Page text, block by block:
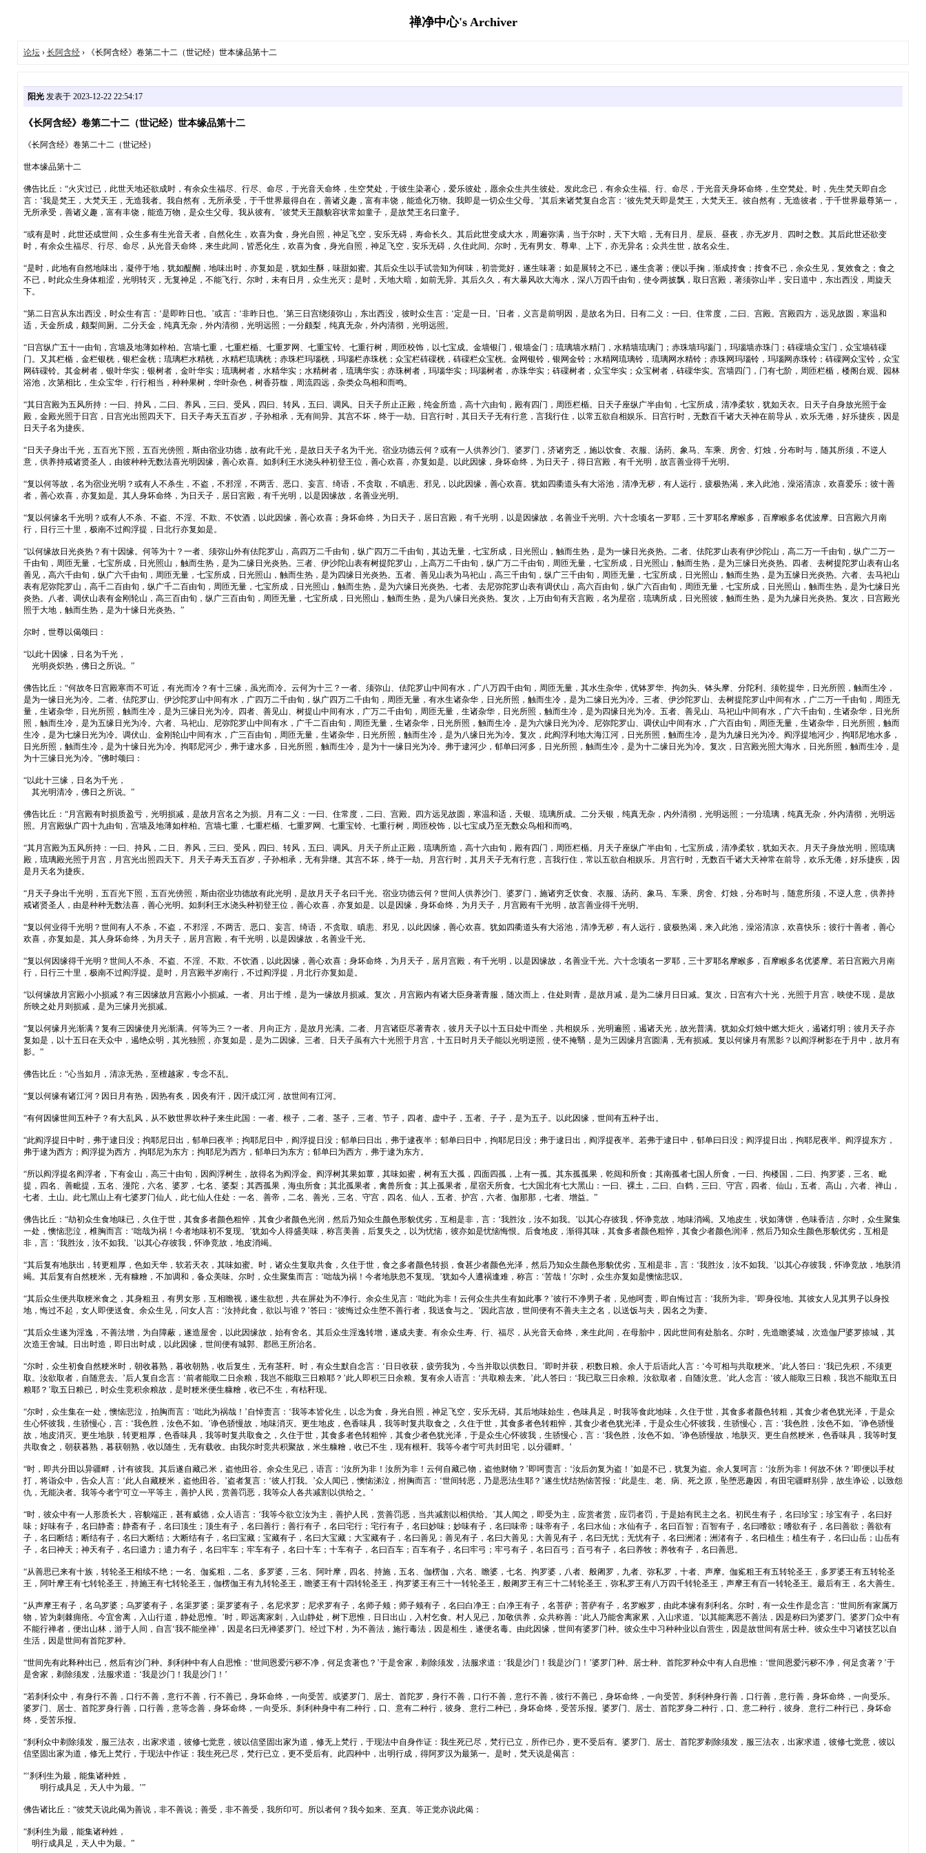
禅净中心's Archiver
论坛› 长阿含经› 《长阿含经》卷第二十二（世记经）世本缘品第十二
阳光发表于 2023-12-22 22:54:17
《长阿含经》卷第二十二（世记经）世本缘品第十二
《长阿含经》卷第二十二（世记经）
世本缘品第十二
佛告比丘：“火灾过已，此世天地还欲成时，有余众生福尽、行尽、命尽，于光音天命终，生空梵处，于彼生染著心，爱乐彼处，愿余众生共生彼处。发此念已，有余众生福、行、命尽，于光音天身坏命终，生空梵处。时，先生梵天即自念
言：‘我是梵王，大梵天王，无造我者。我自然有，无所承受，于千世界最得自在，善诸义趣，富有丰饶，能造化万物。我即是一切众生父母。’其后来诸梵复自念言：‘彼先梵天即是梵王，大梵天王。彼自然有，无造彼者，于千世界最尊第一，
无所承受，善诸义趣，富有丰饶，能造万物，是众生父母。我从彼有。’彼梵天王颜貌容状常如童子，是故梵王名曰童子。
“或有是时，此世还成世间，众生多有生光音天者，自然化生，欢喜为食，身光自照，神足飞空，安乐无碍，寿命长久。其后此世变成大水，周遍弥满，当于尔时，天下大暗，无有日月、星辰、昼夜，亦无岁月、四时之数。其后此世还欲变
时，有余众生福尽、行尽、命尽，从光音天命终，来生此间，皆悉化生，欢喜为食，身光自照，神足飞空，安乐无碍，久住此间。尔时，无有男女、尊卑、上下，亦无异名；众共生世，故名众生。
“是时，此地有自然地味出，凝停于地，犹如醍醐，地味出时，亦复如是，犹如生酥，味甜如蜜。其后众生以手试尝知为何味，初尝觉好，遂生味著；如是展转之不已，遂生贪著；便以手掬，渐成抟食；抟食不已，余众生见，复效食之；食之
不已，时此众生身体粗涩，光明转灭，无复神足，不能飞行。尔时，未有日月，众生光灭；是时，天地大暗，如前无异。其后久久，有大暴风吹大海水，深八万四千由旬，使令两披飘，取日宫殿，著须弥山半，安日道中，东出西没，周旋天
下。
“第二日宫从东出西没，时众生有言：‘是即昨日也。’或言：‘非昨日也。’第三日宫绕须弥山，东出西没，彼时众生言：‘定是一日。’日者，义言是前明因，是故名为日。日有二义：一曰、住常度，二曰、宫殿。宫殿四方，远见故圆，寒温和
适，天金所成，颇梨间厕。二分天金，纯真无杂，外内清彻，光明远照；一分颇梨，纯真无杂，外内清彻，光明远照。
“日宫纵广五十一由旬，宫墙及地薄如梓柏。宫墙七重，七重栏楯、七重罗网、七重宝铃、七重行树，周匝校饰，以七宝成。金墙银门，银墙金门；琉璃墙水精门，水精墙琉璃门；赤珠墙玛瑙门，玛瑙墙赤珠门；砗磲墙众宝门，众宝墙砗磲
门。又其栏楯，金栏银桄，银栏金桄；琉璃栏水精桄，水精栏琉璃桄；赤珠栏玛瑙桄，玛瑙栏赤珠桄；众宝栏砗磲桄，砗磲栏众宝桄。金网银铃，银网金铃；水精网琉璃铃，琉璃网水精铃；赤珠网玛瑙铃，玛瑙网赤珠铃；砗磲网众宝铃，众宝
网砗磲铃。其金树者，银叶华实；银树者，金叶华实；琉璃树者，水精华实；水精树者，琉璃华实；赤珠树者，玛瑙华实；玛瑙树者，赤珠华实；砗磲树者，众宝华实；众宝树者，砗磲华实。宫墙四门，门有七阶，周匝栏楯，楼阁台观、园林
浴池，次第相比，生众宝华，行行相当，种种果树，华叶杂色，树香芬馥，周流四远，杂类众鸟相和而鸣。
“其日宫殿为五风所持：一曰、持风，二曰、养风，三曰、受风，四曰、转风，五曰、调风。日天子所止正殿，纯金所造，高十六由旬，殿有四门，周匝栏楯。日天子座纵广半由旬，七宝所成，清净柔软，犹如天衣。日天子自身放光照于金
殿，金殿光照于日宫，日宫光出照四天下。日天子寿天五百岁，子孙相承，无有间异。其宫不坏，终于一劫。日宫行时，其日天子无有行意，言我行住，以常五欲自相娱乐。日宫行时，无数百千诸大天神在前导从，欢乐无倦，好乐捷疾，因是
日天子名为捷疾。
“日天子身出千光，五百光下照，五百光傍照，斯由宿业功德，故有此千光，是故日天子名为千光。宿业功德云何？或有一人供养沙门、婆罗门，济诸穷乏，施以饮食、衣服、汤药、象马、车乘、房舍、灯烛，分布时与，随其所须，不逆人
意，供养持戒诸贤圣人，由彼种种无数法喜光明因缘，善心欢喜。如刹利王水浇头种初登王位，善心欢喜，亦复如是。以此因缘，身坏命终，为日天子，得日宫殿，有千光明，故言善业得千光明。
“复以何等故，名为宿业光明？或有人不杀生，不盗，不邪淫，不两舌、恶口、妄言、绮语，不贪取，不瞋恚、邪见，以此因缘，善心欢喜。犹如四衢道头有大浴池，清净无秽，有人远行，疲极热渴，来入此池，澡浴清凉，欢喜爱乐；彼十善
者，善心欢喜，亦复如是。其人身坏命终，为日天子，居日宮殿，有千光明，以是因缘故，名善业光明。
“复以何缘名千光明？或有人不杀、不盗、不淫、不欺、不饮酒，以此因缘，善心欢喜；身坏命终，为日天子，居日宫殿，有千光明，以是因缘故，名善业千光明。六十念顷名一罗耶，三十罗耶名摩睺多，百摩睺多名优波摩。日宫殿六月南
行，日行三十里，极南不过阎浮提，日北行亦复如是。
“以何缘故日光炎热？有十因缘。何等为十？一者、须弥山外有佉陀罗山，高四万二千由旬，纵广四万二千由旬，其边无量，七宝所成，日光照山，触而生热，是为一缘日光炎热。二者、佉陀罗山表有伊沙陀山，高二万一千由旬，纵广二万一
千由旬，周匝无量，七宝所成，日光照山，触而生热，是为二缘日光炎热。三者、伊沙陀山表有树提陀罗山，上高万二千由旬，纵广万二千由旬，周匝无量，七宝所成，日光照山，触而生热，是为三缘日光炎热。四者、去树提陀罗山表有山名
善见，高六千由旬，纵广六千由旬，周匝无量，七宝所成，日光照山，触而生热，是为四缘日光炎热。五者、善见山表为马祀山，高三千由旬，纵广三千由旬，周匝无量，七宝所成，日光照山，触而生热，是为五缘日光炎热。六者、去马祀山
表有尼弥陀罗山，高千二百由旬，纵广千二百由旬，周匝无量，七宝所成，日光照山，触而生热，是为六缘日光炎热。七者、去尼弥陀罗山表有调伏山，高六百由旬，纵广六百由旬，周匝无量，七宝所成，日光照山，触而生热，是为七缘日光
炎热。八者、调伏山表有金刚轮山，高三百由旬，纵广三百由旬，周匝无量，七宝所成，日光照山，触而生热，是为八缘日光炎热。复次，上万由旬有天宫殿，名为星宿，琉璃所成，日光照彼，触而生热，是为九缘日光炎热。复次，日宫殿光
照于大地，触而生热，是为十缘日光炎热。”
尔时，世尊以偈颂曰：
“以此十因缘，日名为千光，
光明炎炽热，佛日之所说。”
佛告比丘：“何故冬日宫殿寒而不可近，有光而冷？有十三缘，虽光而冷。云何为十三？一者、须弥山、佉陀罗山中间有水，广八万四千由旬，周匝无量，其水生杂华，优钵罗华、拘勿头、钵头摩、分陀利、须乾提华，日光所照，触而生冷，
是为一缘日光为冷。二者、佉陀罗山、伊沙陀罗山中间有水，广四万二千由旬，纵广四万二千由旬，周匝无量，有水生诸杂华，日光所照，触而生冷，是为二缘日光为冷。三者、伊沙陀罗山、去树提陀罗山中间有水，广二万一千由旬，周匝无
量，生诸杂华，日光所照，触而生冷，是为三缘日光为冷。四者、善见山、树提山中间有水，广万二千由旬，周匝无量，生诸杂华，日光所照，触而生冷，是为四缘日光为冷。五者、善见山、马祀山中间有水，广六千由旬，生诸杂华，日光所
照，触而生冷，是为五缘日光为冷。六者、马祀山、尼弥陀罗山中间有水，广千二百由旬，周匝无量，生诸杂华，日光所照，触而生冷，是为六缘日光为冷。尼弥陀罗山、调伏山中间有水，广六百由旬，周匝无量，生诸杂华，日光所照，触而
生冷，是为七缘日光为冷。调伏山、金刚轮山中间有水，广三百由旬，周匝无量，生诸杂华，日光所照，触而生冷，是为八缘日光为冷。复次，此阎浮利地大海江河，日光所照，触而生冷，是为九缘日光为冷。阎浮提地河少，拘耶尼地水多，
日光所照，触而生冷，是为十缘日光为冷。拘耶尼河少，弗于逮水多，日光所照，触而生冷，是为十一缘日光为冷。弗于逮河少，郁单曰河多，日光所照，触而生冷，是为十二缘日光为冷。复次，日宫殿光照大海水，日光所照，触而生冷，是
为十三缘日光为冷。”佛时颂曰：
“以此十三缘，日名为千光，
其光明清冷，佛日之所说。”
佛告比丘：“月宫殿有时损质盈亏，光明损减，是故月宫名之为损。月有二义：一曰、住常度，二曰、宫殿。四方远见故圆，寒温和适，天银、琉璃所成。二分天银，纯真无杂，内外清彻，光明远照；一分琉璃，纯真无杂，外内清彻，光明远
照。月宫殿纵广四十九由旬，宫墙及地薄如梓柏。宫墙七重，七重栏楯、七重罗网、七重宝铃、七重行树，周匝校饰，以七宝成乃至无数众鸟相和而鸣。
“其月宫殿为五风所持：一曰、持风，二日、养风，三曰、受风，四曰、转风，五曰、调风。月天子所止正殿，琉璃所造，高十六由旬，殿有四门，周匝栏楯。月天子座纵广半由旬，七宝所成，清净柔软，犹如天衣。月天子身放光明，照琉璃
殿，琉璃殿光照于月宫，月宫光出照四天下。月天子寿天五百岁，子孙相承，无有异继。其宫不坏，终于一劫。月宫行时，其月天子无有行意，言我行住，常以五欲自相娱乐。月宫行时，无数百千诸大天神常在前导，欢乐无倦，好乐捷疾，因
是月天名为捷疾。
“月天子身出千光明，五百光下照，五百光傍照，斯由宿业功德故有此光明，是故月天子名曰千光。宿业功德云何？世间人供养沙门、婆罗门，施诸穷乏饮食、衣服、汤药、象马、车乘、房舍、灯烛，分布时与，随意所须，不逆人意，供养持
戒诸贤圣人，由是种种无数法喜，善心光明。如刹利王水浇头种初登王位，善心欢喜，亦复如是。以是因缘，身坏命终，为月天子，月宫殿有千光明，故言善业得千光明。
“复以何业得千光明？世间有人不杀，不盗，不邪淫，不两舌、恶口、妄言、绮语，不贪取、瞋恚、邪见，以此因缘，善心欢喜。犹如四衢道头有大浴池，清净无秽，有人远行，疲极热渴，来入此池，澡浴清凉，欢喜快乐；彼行十善者，善心
欢喜，亦复如是。其人身坏命终，为月天子，居月宫殿，有千光明，以是因缘故，名善业千光。
“复以何因缘得千光明？世间人不杀、不盗、不淫、不欺、不饮酒，以此因缘，善心欢喜；身坏命终，为月天子，居月宫殿，有千光明，以是因缘故，名善业千光。六十念顷名一罗耶，三十罗耶名摩睺多，百摩睺多名优婆摩。若日宫殿六月南
行，日行三十里，极南不过阎浮提。是时，月宫殿半岁南行，不过阎浮提，月北行亦复如是。
“以何缘故月宮殿小小损减？有三因缘故月宫殿小小损减。一者、月出于维，是为一缘故月损减。复次，月宫殿内有诸大臣身著青服，随次而上，住处则青，是故月减，是为二缘月日日减。复次，日宫有六十光，光照于月宫，映使不现，是故
所映之处月则损减，是为三缘月光损减。
“复以何缘月光渐满？复有三因缘使月光渐满。何等为三？一者、月向正方，是故月光满。二者、月宫诸臣尽著青衣，彼月天子以十五日处中而坐，共相娱乐，光明遍照，遏诸天光，故光普满。犹如众灯烛中燃大炬火，遏诸灯明；彼月天子亦
复如是，以十五日在天众中，遏绝众明，其光独照，亦复如是，是为二因缘。三者、日天子虽有六十光照于月宫，十五日时月天子能以光明逆照，使不掩翳，是为三因缘月宫圆满，无有损减。复以何缘月有黑影？以阎浮树影在于月中，故月有
影。”
佛告比丘：“心当如月，清凉无热，至檀越家，专念不乱。
“复以何缘有诸江河？因日月有热，因热有炙，因灸有汗，因汗成江河，故世间有江河。
“有何因缘世间五种子？有大乱风，从不败世界吹种子来生此国：一者、根子，二者、茎子，三者、节子，四者、虚中子，五者、子子，是为五子。以此因缘，世间有五种子出。
“此阎浮提日中时，弗于逮日没；拘耶尼日出，郁单曰夜半；拘耶尼日中，阎浮提日没；郁单曰日出，弗于逮夜半；郁单曰日中，拘耶尼日没；弗于逮日出，阎浮提夜半。若弗于逮日中，郁单曰日没；阎浮提日出，拘耶尼夜半。阎浮提东方，
弗于逮为西方；阎浮提为西方，拘耶尼为东方；拘耶尼为西方，郁单曰为东方；郁单曰为西方，弗于逮为东方。
“所以阎浮提名阎浮者，下有金山，高三十由旬，因阎浮树生，故得名为阎浮金。阎浮树其果如蕈，其味如蜜，树有五大孤，四面四孤，上有一孤。其东孤孤果，乾闼和所食；其南孤者七国人所食，一曰、拘楼国，二曰、拘罗婆，三名、毗
提，四名、善毗提，五名、漫陀，六名、婆罗，七名、婆梨；其西孤果，海虫所食；其北孤果者，禽兽所食；其上孤果者，星宿天所食。七大国北有七大黑山：一曰、裸土，二曰、白鹤，三曰、守宫，四者、仙山，五者、高山，六者、禅山，
七者、土山。此七黑山上有七婆罗门仙人，此七仙人住处：一名、善帝，二名、善光，三名、守宫，四名、仙人，五者、护宫，六者、伽那那，七者、增益。”
佛告比丘：“劫初众生食地味已，久住于世，其食多者颜色粗悴，其食少者颜色光润，然后乃知众生颜色形貌优劣，互相是非，言：‘我胜汝，汝不如我。’以其心存彼我，怀诤竞故，地味消竭。又地皮生，状如薄饼，色味香洁，尔时，众生聚集
一处，懊恼悲泣，椎胸而言：‘咄哉为祸！今者地味初不复现。’犹如今人得盛美味，称言美善，后复失之，以为忧恼，彼亦如是忧恼悔恨。后食地皮，渐得其味，其食多者颜色粗悴，其食少者颜色润泽，然后乃知众生颜色形貌优劣，互相是
非，言：‘我胜汝，汝不如我。’以其心存彼我，怀诤竞故，地皮消竭。
“其后复有地肤出，转更粗厚，色如天华，软若天衣，其味如蜜。时，诸众生复取共食，久住于世，食之多者颜色转损，食甚少者颜色光泽，然后乃知众生颜色形貌优劣，互相是非，言：‘我胜汝，汝不如我。’以其心存彼我，怀诤竞故，地肤消
竭。其后复有自然粳米，无有糠糩，不加调和，备众美味。尔时，众生聚集而言：‘咄哉为祸！今者地肤忽不复现。’犹如今人遭祸逢难，称言：‘苦哉！’尔时，众生亦复如是懊恼悲叹。
“其后众生便共取粳米食之，其身粗丑，有男女形，互相瞻视，遂生欲想，共在屏处为不净行。余众生见言：‘咄此为非！云何众生共生有如此事？’彼行不净男子者，见他呵责，即自悔过言：‘我所为非。’即身役地。其彼女人见其男子以身投
地，悔过不起，女人即便送食。余众生见，问女人言：‘汝持此食，欲以与谁？’答曰：‘彼悔过众生堕不善行者，我送食与之。’因此言故，世间便有不善夫主之名，以送饭与夫，因名之为妻。
“其后众生遂为淫逸，不善法增，为自障蔽，遂造屋舍，以此因缘故，始有舍名。其后众生淫逸转增，遂成夫妻。有余众生寿、行、福尽，从光音天命终，来生此间，在母胎中，因此世间有处胎名。尔时，先造瞻婆城，次造伽尸婆罗捺城，其
次造王舍城。日出时造，即日出时成，以此因缘，世间便有城郭、郡邑王所治名。
“尔时，众生初食自然粳米时，朝收暮熟，暮收朝熟，收后复生，无有茎秆。时，有众生默自念言：‘日日收获，疲劳我为，今当并取以供数日。’即时并获，积数日粮。余人于后语此人言：‘今可相与共取粳米。’此人答曰：‘我已先积，不须更
取。汝欲取者，自随意去。’后人复自念言：‘前者能取二日余粮，我岂不能取三日粮耶？’此人即积三日余粮。复有余人语言：‘共取粮去来。’此人答曰：‘我已取三日余粮。汝欲取者，自随汝意。’此人念言：‘彼人能取三日粮，我岂不能取五日
粮耶？’取五日粮已，时众生竞积余粮故，是时粳米便生糠糩，收已不生，有枯秆现。
“尔时，众生集在一处，懊恼悲泣，拍胸而言：‘咄此为祸哉！’自悼责言：‘我等本皆化生，以念为食，身光自照，神足飞空，安乐无碍。其后地味始生，色味具足，时我等食此地味，久住于世，其食多者颜色转粗，其食少者色犹光泽，于是众
生心怀彼我，生骄慢心，言：‘我色胜，汝色不如。’诤色骄慢故，地味消灭。更生地皮，色香味具，我等时复共取食之，久住于世，其食多者色转粗悴，其食少者色犹光泽，于是众生心怀彼我，生骄慢心，言：‘我色胜，汝色不如。’诤色骄慢
故，地皮消灭。更生地肤，转更粗厚，色香味具，我等时复共取食之，久住于世，其食多者色转粗悴，其食少者色犹光泽，于是众生心怀彼我，生骄慢心，言：‘我色胜，汝色不如。’诤色骄慢故，地肤灭。更生自然粳米，色香味具，我等时复
共取食之，朝获暮熟，暮获朝熟，收以随生，无有载收。由我尔时竞共积聚故，米生糠糩，收已不生，现有根秆。我等今者宁可共封田宅，以分疆畔。’
“时，即共分田以异疆畔，计有彼我。其后遂自藏己米，盗他田谷。余众生见已，语言：‘汝所为非！汝所为非！云何自藏己物，盗他财物？’即呵责言：‘汝后勿复为盗！’如是不已，犹复为盗。余人复呵言：‘汝所为非！何故不休？’即便以手杖
打，将诣众中，告众人言：‘此人自藏粳米，盗他田谷。’盗者复言：‘彼人打我。’众人闻已，懊恼涕泣，拊胸而言：‘世间转恶，乃是恶法生耶？’遂生忧结热恼苦报：‘此是生、老、病、死之原，坠堕恶趣因，有田宅疆畔别异，故生诤讼，以致怨
仇，无能决者。我等今者宁可立一平等主，善护人民，赏善罚恶，我等众人各共减割以供给之。’
“时，彼众中有一人形质长大，容貌端正，甚有威德，众人语言：‘我等今欲立汝为主，善护人民，赏善罚恶，当共减割以相供给。’其人闻之，即受为主，应赏者赏，应罚者罚，于是始有民主之名。初民生有子，名曰珍宝；珍宝有子，名曰好
味；好味有子，名曰静斋；静斋有子，名曰顶生；顶生有子，名曰善行；善行有子，名曰宅行；宅行有子，名曰妙味；妙味有子，名曰味帝；味帝有子，名曰水仙；水仙有子，名曰百智；百智有子，名曰嗜欲；嗜欲有子，名曰善欲；善欲有
子，名曰断结；断结有子，名曰大断结；大断结有子，名曰宝藏；宝藏有子，名曰大宝藏；大宝藏有子，名曰善见；善见有子，名曰大善见；大善见有子，名曰无忧；无忧有子，名曰洲渚；洲渚有子，名曰植生；植生有子，名曰山岳；山岳有
子，名曰神天；神天有子，名曰遣力；遣力有子，名曰牢车；牢车有子，名曰十车；十车有子，名曰百车；百车有子，名曰牢弓；牢弓有子，名曰百弓；百弓有子，名曰养牧；养牧有子，名曰善思。
“从善思已来有十族，转轮圣王相续不绝；一名、伽㝹粗，二名、多罗婆，三名、阿叶摩，四名、持施，五名、伽楞伽，六名、瞻婆，七名、拘罗婆，八者、般阇罗，九者、弥私罗，十者、声摩。伽㝹粗王有五转轮圣王，多罗婆王有五转轮圣
王，阿叶摩王有七转轮圣王，持施王有七转轮圣王，伽楞伽王有九转轮圣王，瞻婆王有十四转轮圣王，拘罗婆王有三十一转轮圣王，般阇罗王有三十二转轮圣王，弥私罗王有八万四千转轮圣王，声摩王有百一转轮圣王。最后有王，名大善生。
“从声摩王有子，名乌罗婆；乌罗婆有子，名渠罗婆；渠罗婆有子，名尼求罗；尼求罗有子，名师子颊；师子颊有子，名曰白净王；白净王有子，名菩萨；菩萨有子，名罗睺罗，由此本缘有刹利名。尔时，有一众生作是念言：‘世间所有家属万
物，皆为刺棘痈疮。今宜舍离，入山行道，静处思惟。’时，即远离家刺，入山静处，树下思惟，日日出山，入村乞食。村人见已，加敬供养，众共称善：‘此人乃能舍离家累，入山求道。’以其能离恶不善法，因是称曰为婆罗门。婆罗门众中有
不能行禅者，便出山林，游于人间，自言‘我不能坐禅’，因是名曰无禅婆罗门。经过下村，为不善法，施行毒法，因是相生，遂便名毒。由此因缘，世间有婆罗门种。彼众生中习种种业以自营生，因是故世间有居士种。彼众生中习诸技艺以自
生活，因是世间有首陀罗种。
“世间先有此释种出已，然后有沙门种。刹利种中有人自思惟：‘世间恩爱污秽不净，何足贪著也？’于是舍家，剃除须发，法服求道：‘我是沙门！我是沙门！’婆罗门种、居士种、首陀罗种众中有人自思惟：‘世间恩爱污秽不净，何足贪著？’于
是舍家，剃除须发，法服求道：‘我是沙门！我是沙门！’
“若刹利众中，有身行不善，口行不善，意行不善，行不善已，身坏命终，一向受苦。或婆罗门、居士、首陀罗，身行不善，口行不善，意行不善，彼行不善已，身坏命终，一向受苦。刹利种身行善，口行善，意行善，身坏命终，一向受乐。
婆罗门、居士、首陀罗身行善，口行善，意等念善，身坏命终，一向受乐。刹利种身中有二种行，口、意有二种行，彼身、意行二种已，身坏命终，受苦乐报。婆罗门、居士、首陀罗身二种行，口、意二种行，彼身、意行二种行已，身坏命
终，受苦乐报。
“刹利众中剃除须发，服三法衣，出家求道，彼修七觉意，彼以信坚固出家为道，修无上梵行，于现法中自身作证：我生死已尽，梵行已立，所作已办，更不受后有。婆罗门、居士、首陀罗剃除须发，服三法衣，出家求道，彼修七觉意，彼以
信坚固出家为道，修无上梵行，于现法中作证：我生死已尽，梵行已立，更不受后有。此四种中，出明行成，得阿罗汉为最第一。是时，梵天说是偈言：
“‘刹利生为最，能集诸种姓，
明行成具足，天人中为最。’”
佛告诸比丘：“彼梵天说此偈为善说，非不善说；善受，非不善受，我所印可。所以者何？我今如来、至真、等正觉亦说此偈：
“刹利生为最，能集诸种姓，
明行成具足，天人中为最。”